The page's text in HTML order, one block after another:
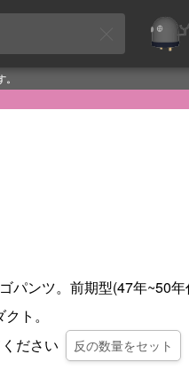
パンツ。前期型(47年~50
ト。
ださい
反の数量をセット